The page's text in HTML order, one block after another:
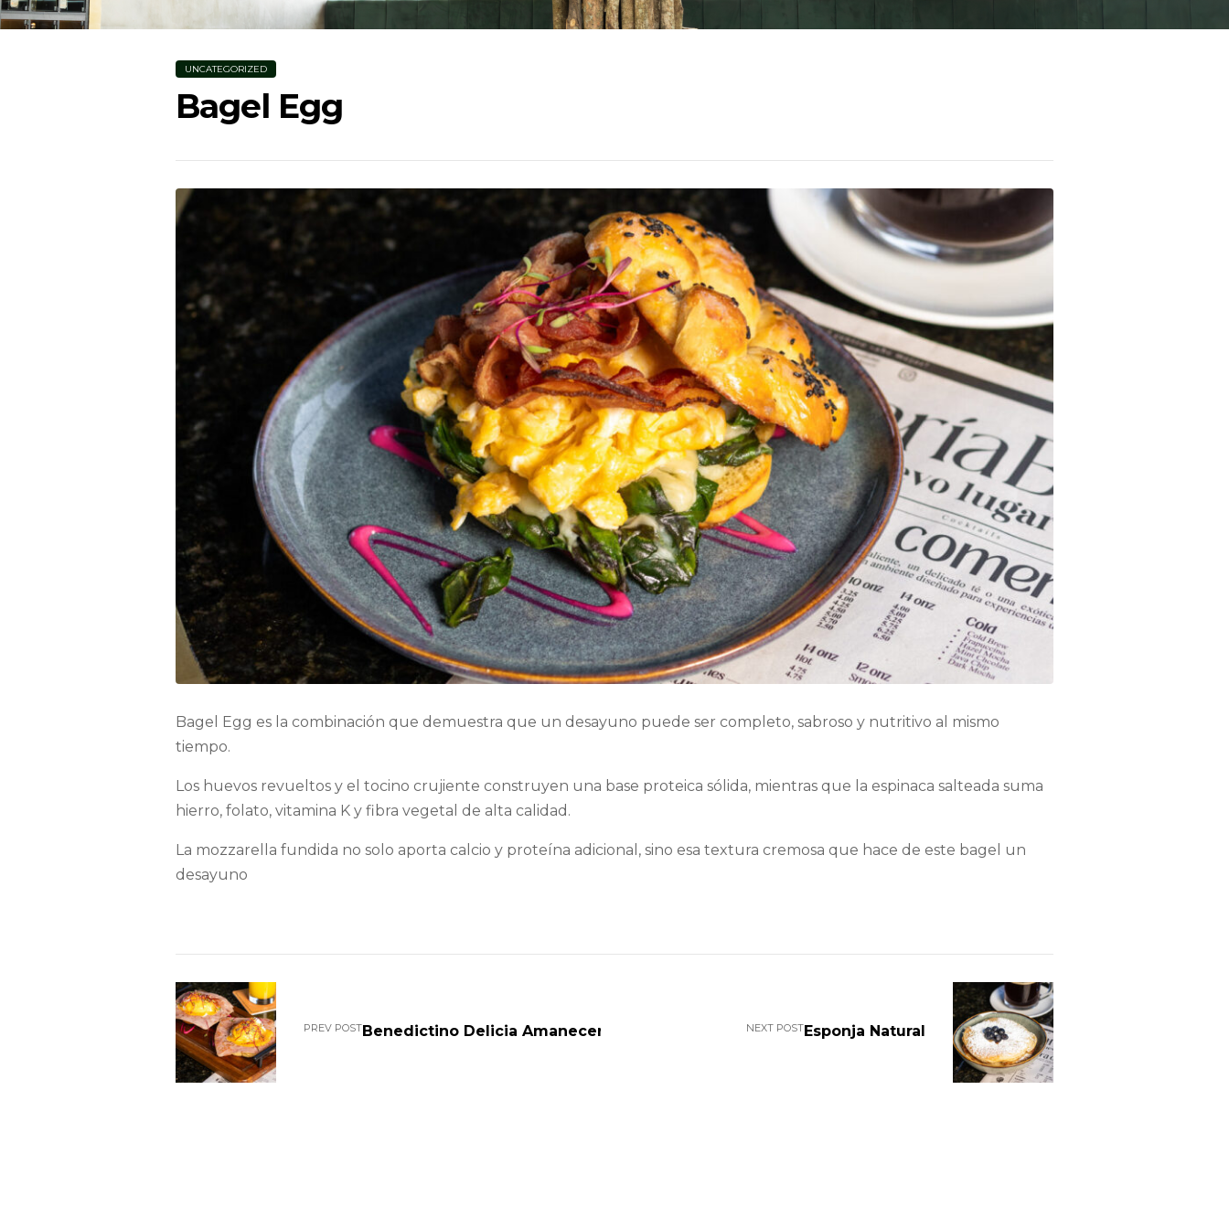
UNCATEGORIZED
Bagel Egg
Bagel Egg es la combinación que demuestra que un desayuno puede ser completo, sabroso y nutritivo al mismo
tiempo.
Los huevos revueltos y el tocino crujiente construyen una base proteica sólida, mientras que la espinaca salteada suma
hierro, folato, vitamina K y fibra vegetal de alta calidad.
La mozzarella fundida no solo aporta calcio y proteína adicional, sino esa textura cremosa que hace de este bagel un
desayuno
PREV POST Benedictino Delicia Amanecer NEXT POST Esponja Natural